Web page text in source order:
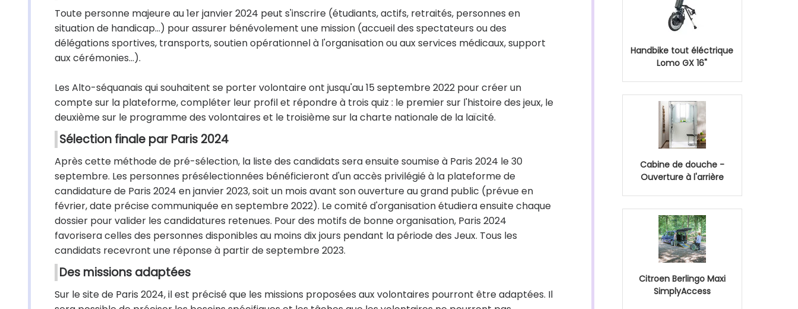
Toute personne majeure au 1er janvier 2024 peut s'inscrire (étudiants, actifs, retraités, personnes en
situation de handicap…) pour assurer bénévolement une mission (accueil des spectateurs ou des
délégations sportives, transports, soutien opérationnel à l'organisation ou aux services médicaux, support
aux cérémonies…).
Les Alto-séquanais qui souhaitent se porter volontaire ont jusqu'au 15 septembre 2022 pour créer un
compte sur la plateforme, compléter leur profil et répondre à trois quiz : le premier sur l'histoire des jeux, le
deuxième sur le programme des volontaires et le troisième sur la charte nationale de la laïcité.
Sélection finale par Paris 2024
Après cette méthode de pré-sélection, la liste des candidats sera ensuite soumise à Paris 2024 le 30
septembre. Les personnes présélectionnées bénéficieront d'un accès privilégié à la plateforme de
candidature de Paris 2024 en janvier 2023, soit un mois avant son ouverture au grand public (prévue en
février, date précise communiquée en septembre 2022). Le comité d'organisation étudiera ensuite chaque
dossier pour valider les candidatures retenues. Pour des motifs de bonne organisation, Paris 2024
favorisera celles des personnes disponibles au moins dix jours pendant la période des Jeux. Tous les
candidats recevront une réponse à partir de septembre 2023.
Des missions adaptées
Sur le site de Paris 2024, il est précisé que les missions proposées aux volontaires pourront être adaptées. Il
Handbike tout éléctrique
Lomo GX 16"
Cabine de douche -
Ouverture à l'arrière
Citroen Berlingo Maxi
SimplyAccess